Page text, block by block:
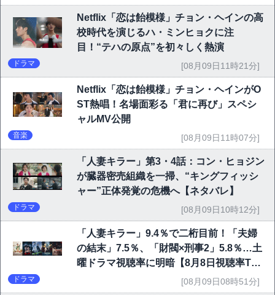
Netflix「恋は飴模様」チョン・ヘインの高
校時代を演じるハ・ミンヒョクに注
目！“テハの原点”を初々しく熱演
ドラマ [08月09日11時21分]
Netflix「恋は飴模様」チョン・ヘインがO
ST熱唱！名場面彩る「君に再び」スペシ
ャルMV公開
音楽 [08月09日11時07分]
「人妻キラー」第3・4話：コン・ヒョジン
が臓器密売組織を一掃、“キングフィッシ
ャー”正体発覚の危機へ【ネタバレ】
ドラマ [08月09日10時12分]
「人妻キラー」9.4％で二桁目前！「夫婦
の結末」7.5％、「財閥×刑事2」5.8％…土
曜ドラマ視聴率に明暗【8月8日視聴率TO
ドラマ [08月09日08時51分]